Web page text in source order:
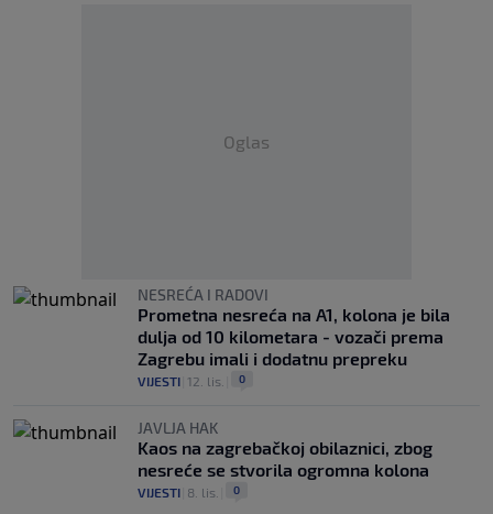
Oglas
NESREĆA I RADOVI
Prometna nesreća na A1, kolona je bila
dulja od 10 kilometara - vozači prema
Zagrebu imali i dodatnu prepreku
VIJESTI 12. lis. 0
JAVLJA HAK
Kaos na zagrebačkoj obilaznici, zbog
nesreće se stvorila ogromna kolona
VIJESTI 8. lis. 0